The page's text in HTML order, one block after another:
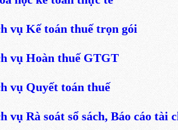
vụ Kế toán thuế trọn gói
vụ Hoàn thuế GTGT
vụ Quyết toán thuế
vụ Rà soát sổ sách, Báo cáo tài